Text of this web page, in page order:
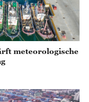
meteorologische